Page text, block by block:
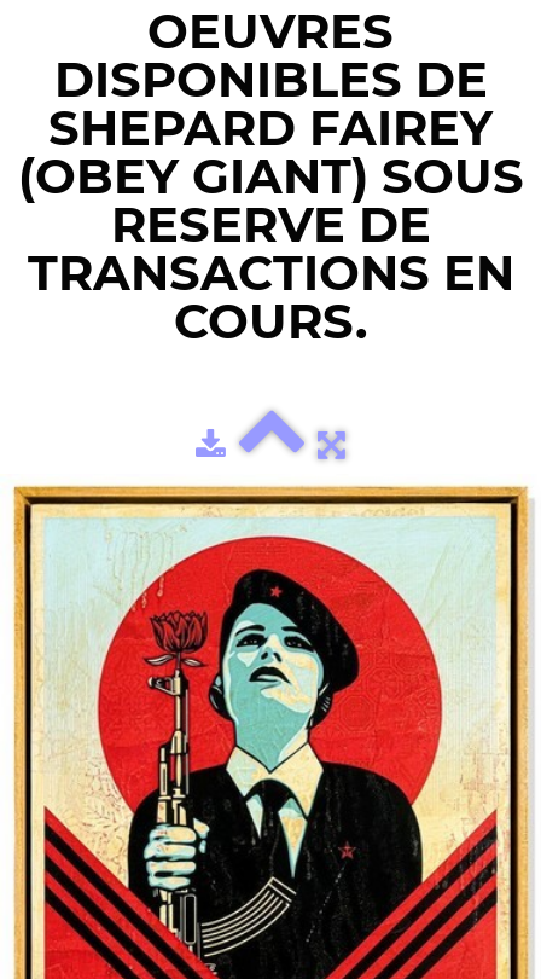
OEUVRES
DISPONIBLES DE
SHEPARD FAIREY
(OBEY GIANT) SOUS
RESERVE DE
TRANSACTIONS EN
COURS.